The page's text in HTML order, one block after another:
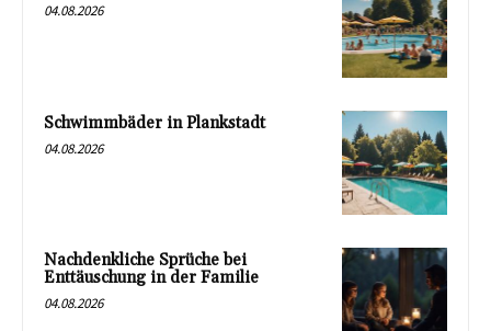
04.08.2026
Schwimmbäder in Plankstadt
04.08.2026
Nachdenkliche Sprüche bei
Enttäuschung in der Familie
04.08.2026